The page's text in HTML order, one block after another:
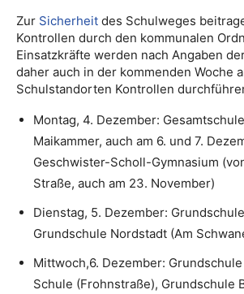
Zur Sicherheit des Schulweges
Kontrollen durch den kommunalen
Einsatzkräfte werden nach Angaben
daher auch in der kommenden Woche
Schulstandorten Kontrollen
Montag, 4. Dezember:
Maikammer, auch am 6. und 7.
Geschwister-Scholl-Gymnasium
Straße, auch am 23. November)
Dienstag, 5. Dezember:
Grundschule Nordstadt (Am
Mittwoch,6. Dezember:
Schule (Frohnstraße), Grundschule